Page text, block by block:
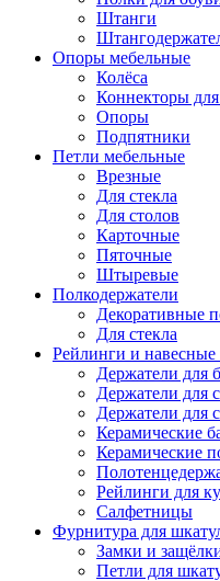
Штанги
Опоры мебельные
Колёса
Коннекторы
Опоры
Подпятники
Петли мебельные
Врезные
Для стекла
Для столов
Карточные
Пяточные
Штыревые
Полкодержатели
Декоративные
Для стекла
Рейлинги и навесные
Держатели для
Держатели для
Держатели для
Керамические
Керамические
Рейлинги для
Салфетницы
Фурнитура для
Замки и
Петли для